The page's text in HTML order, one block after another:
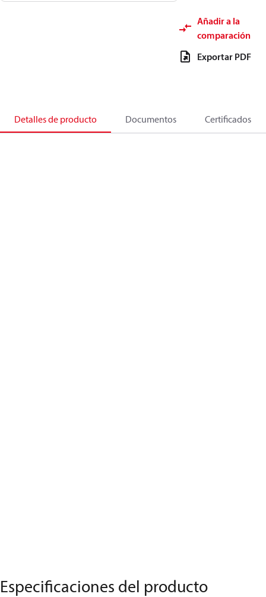
Añadir a la
comparación
Exportar PDF
Detalles de producto Documentos Certificados
Especificaciones del producto